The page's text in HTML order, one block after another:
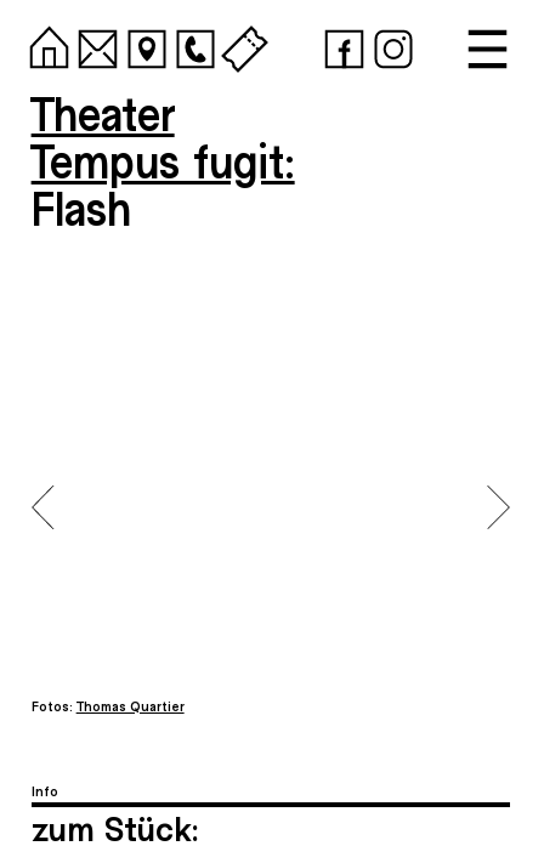
Theater
Tempus fugit:
Flash
Fotos: Thomas Quartier
Info
zum Stück: